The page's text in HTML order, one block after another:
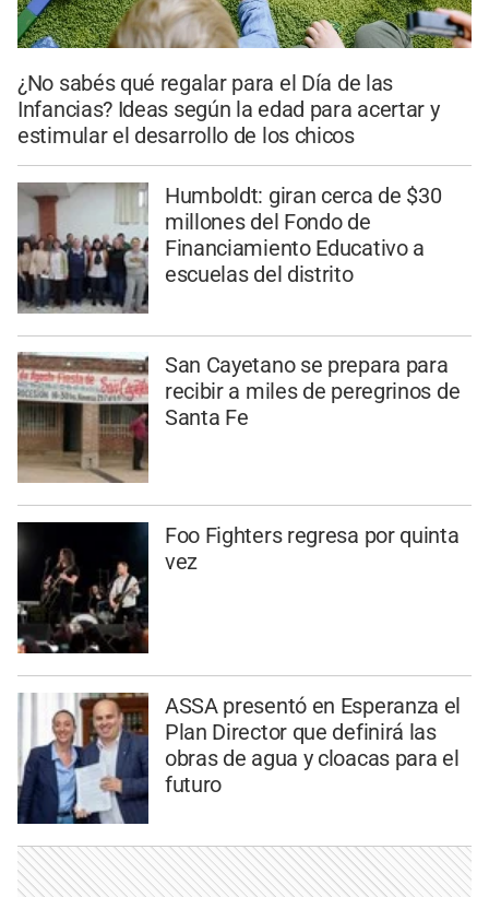
¿No sabés qué regalar para el Día de las
Infancias? Ideas según la edad para acertar y
estimular el desarrollo de los chicos
Humboldt: giran cerca de $30
millones del Fondo de
Financiamiento Educativo a
escuelas del distrito
San Cayetano se prepara para
recibir a miles de peregrinos de
Santa Fe
Foo Fighters regresa por quinta
vez
ASSA presentó en Esperanza el
Plan Director que definirá las
obras de agua y cloacas para el
futuro